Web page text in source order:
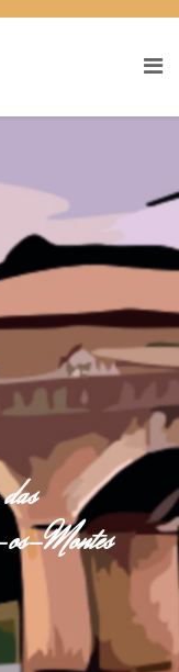
os-Montes